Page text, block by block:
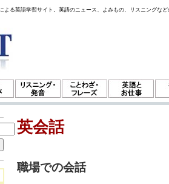
よる英語学習サイト。英語のニュース、よみもの、リスニングな
英会話
職場での会話